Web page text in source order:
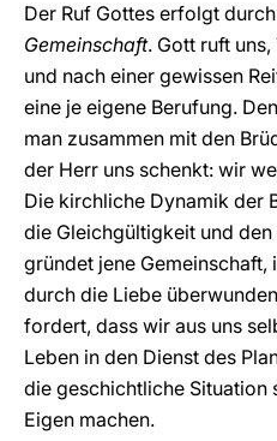
Der Ruf Gottes erfolgt
Gemeinschaft. Gott ruft
und nach einer gewissen
eine je eigene Berufung.
man zusammen mit den
der Herr uns schenkt: wir
Die kirchliche Dynamik der
die Gleichgültigkeit und
gründet jene
durch die Liebe
fordert, dass wir aus uns
Leben in den Dienst des
die geschichtliche Situation
Eigen machen.